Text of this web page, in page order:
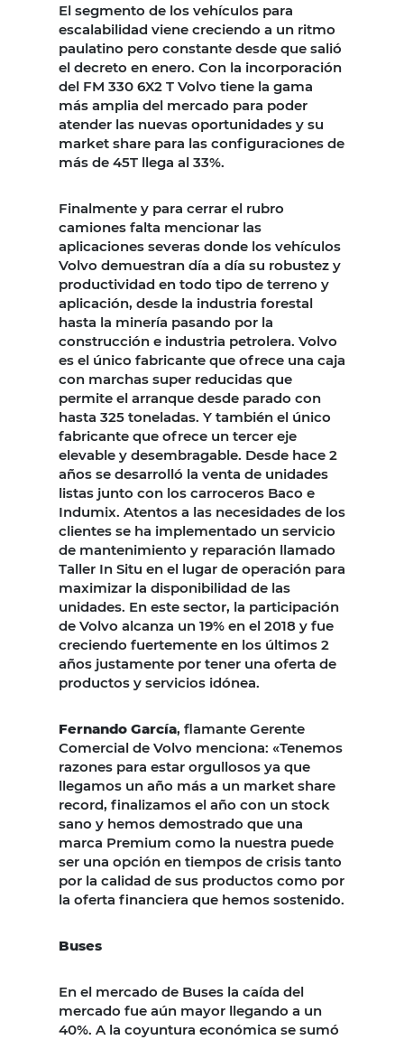
El segmento de los vehículos para
escalabilidad viene creciendo a un ritmo
paulatino pero constante desde que salió
el decreto en enero. Con la incorporación
del FM 330 6X2 T Volvo tiene la gama
más amplia del mercado para poder
atender las nuevas oportunidades y su
market share para las configuraciones de
más de 45T llega al 33%.
Finalmente y para cerrar el rubro
camiones falta mencionar las
aplicaciones severas donde los vehículos
Volvo demuestran día a día su robustez y
productividad en todo tipo de terreno y
aplicación, desde la industria forestal
hasta la minería pasando por la
construcción e industria petrolera. Volvo
es el único fabricante que ofrece una caja
con marchas super reducidas que
permite el arranque desde parado con
hasta 325 toneladas. Y también el único
fabricante que ofrece un tercer eje
elevable y desembragable. Desde hace 2
años se desarrolló la venta de unidades
listas junto con los carroceros Baco e
Indumix. Atentos a las necesidades de los
clientes se ha implementado un servicio
de mantenimiento y reparación llamado
Taller In Situ en el lugar de operación para
maximizar la disponibilidad de las
unidades. En este sector, la participación
de Volvo alcanza un 19% en el 2018 y fue
creciendo fuertemente en los últimos 2
años justamente por tener una oferta de
productos y servicios idónea.
Fernando García, flamante Gerente
Comercial de Volvo menciona: «Tenemos
razones para estar orgullosos ya que
llegamos un año más a un market share
record, finalizamos el año con un stock
sano y hemos demostrado que una
marca Premium como la nuestra puede
ser una opción en tiempos de crisis tanto
por la calidad de sus productos como por
la oferta financiera que hemos sostenido.
Buses
En el mercado de Buses la caída del
mercado fue aún mayor llegando a un
40%. A la coyuntura económica se sumó